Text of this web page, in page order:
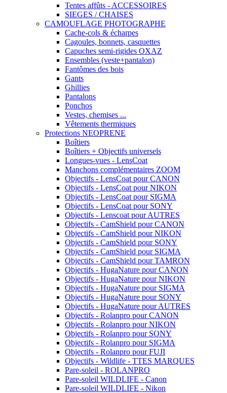
Tentes affûts - ACCESSOIRES
SIEGES / CHAISES
CAMOUFLAGE PHOTOGRAPHE
Cache-cols & écharpes
Cagoules, bonnets, casquettes
Capuches semi-rigides OXAZ
Ensembles (veste+pantalon)
Fantômes des bois
Gants
Ghillies
Pantalons
Ponchos
Vestes, chemises ...
Vêtements thermiques
Protections NEOPRENE
Boîtiers
Boîtiers + Objectifs universels
Longues-vues - LensCoat
Manchons complémentaires ZOOM
Objectifs - LensCoat pour CANON
Objectifs - LensCoat pour NIKON
Objectifs - LensCoat pour SIGMA
Objectifs - LensCoat pour SONY
Objectifs - Lenscoat pour AUTRES
Objectifs - CamShield pour CANON
Objectifs - CamShield pour NIKON
Objectifs - CamShield pour SONY
Objectifs - CamShield pour SIGMA
Objectifs - CamShield pour TAMRON
Objectifs - HugaNature pour CANON
Objectifs - HugaNature pour NIKON
Objectifs - HugaNature pour SIGMA
Objectifs - HugaNature pour SONY
Objectifs - HugaNature pour AUTRES
Objectifs - Rolanpro pour CANON
Objectifs - Rolanpro pour NIKON
Objectifs - Rolanpro pour SONY
Objectifs - Rolanpro pour SIGMA
Objectifs - Rolanpro pour FUJI
Objectifs - Wildlife - TTES MARQUES
Pare-soleil - ROLANPRO
Pare-soleil WILDLIFE - Canon
Pare-soleil WILDLIFE - Nikon